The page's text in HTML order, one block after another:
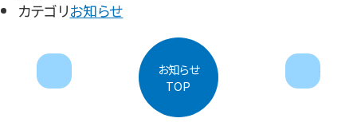
カテゴリお知らせ
お知らせ
TOP
prev